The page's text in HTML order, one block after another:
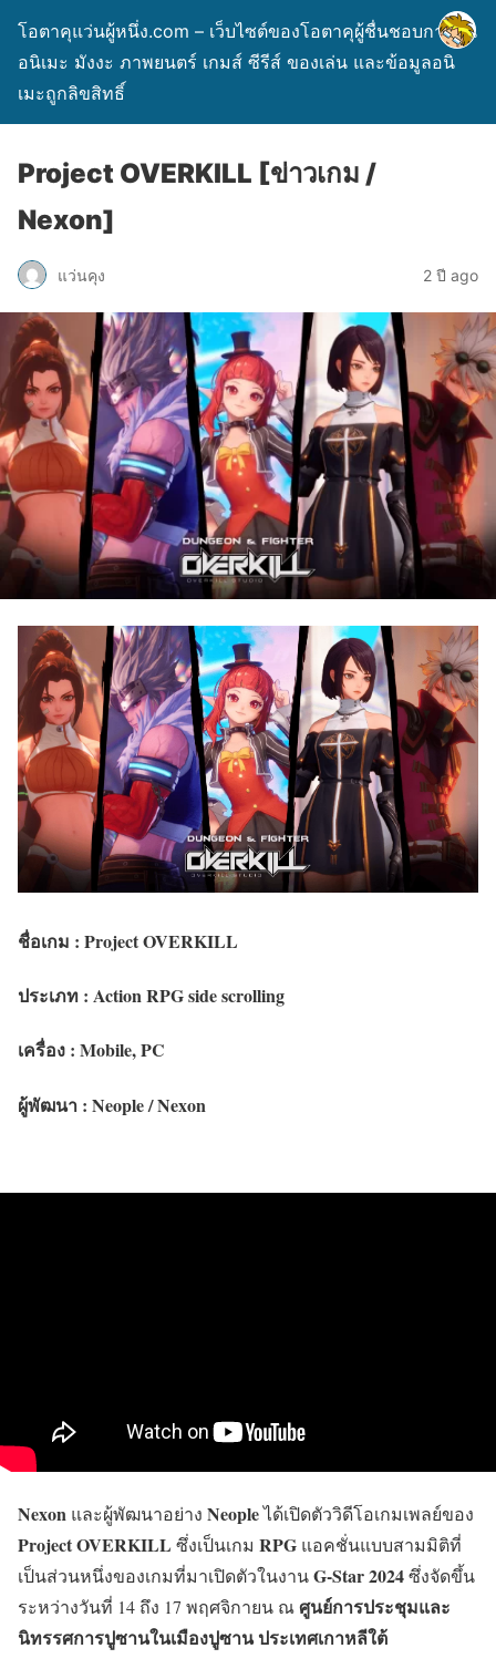
โอตาคุแว่นผู้หนึ่ง.com – เว็บไซต์ของโอตาคุผู้ชื่นชอบการ์ตูน
อนิเมะ มังงะ ภาพยนตร์ เกมส์ ซีรีส์ ของเล่น และข้อมูลอนิ
เมะถูกลิขสิทธิ์
Project OVERKILL [ข่าวเกม /
Nexon]
แว่นคุง 2 ปี ago
ชื่อเกม : Project OVERKILL
ประเภท : Action RPG side scrolling
เครื่อง : Mobile, PC
ผู้พัฒนา : Neople/Nexon
Nexon และผู้พัฒนาอย่าง Neopleได้เปิดตัววิดีโอเกมเพลย์ของ
Project OVERKILL ซึ่งเป็นเกม RPG แอคชั่นแบบสามมิติที่
เป็นส่วนหนึ่งของเกมที่มาเปิดตัวในงานG-Star 2024ซึ่งจัดขึ้น
ระหว่างวันที่ 14 ถึง 17 พฤศจิกายน ณศูนย์การประชุมและ
นิทรรศการปูซานในเมืองปูซาน ประเทศเกาหลีใต้